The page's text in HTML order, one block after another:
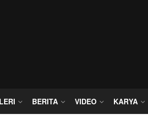
BERITA VIDEO KARYA